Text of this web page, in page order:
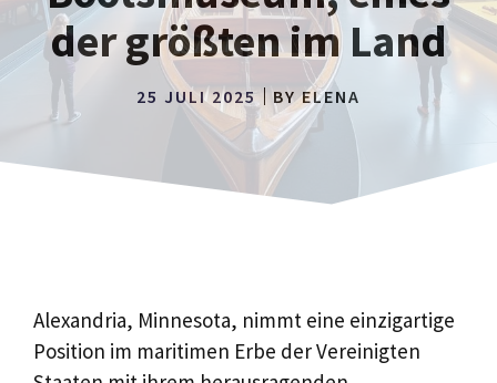
der größten im Land
25 JULI 2025 BYELENA
Alexandria, Minnesota, nimmt eine einzigartige
Position im maritimen Erbe der Vereinigten